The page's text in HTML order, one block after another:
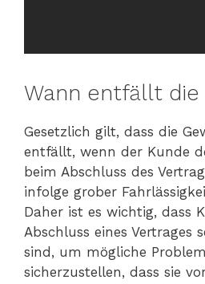
Wann entfällt die
Gesetzlich gilt, dass die
entfällt, wenn der Kunde
beim Abschluss des
infolge grober
Daher ist es wichtig, dass
Abschluss eines Vertrages
sind, um mögliche
sicherzustellen, dass sie